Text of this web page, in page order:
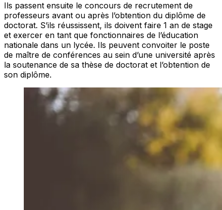
Ils passent ensuite le concours de recrutement de
professeurs avant ou après l’obtention du diplôme de
doctorat. S’ils réussissent, ils doivent faire 1 an de stage
et exercer en tant que fonctionnaires de l’éducation
nationale dans un lycée. Ils peuvent convoiter le poste
de maître de conférences au sein d’une université après
la soutenance de sa thèse de doctorat et l’obtention de
son diplôme.